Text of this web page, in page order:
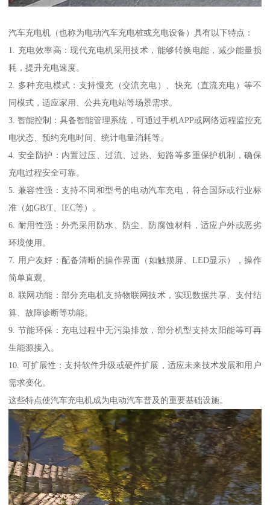
汽车充电机（也称为电动汽车充电桩或充电设备）具有以下特点：
1. 充电效率高：现代充电机采用技术，能够转换电能，减少能量损
耗，提升充电速度。
2. 多种充电模式：支持慢充（交流充电）、快充（直流充电）等不
同模式，适应家用、公共充电站等场景需求。
3. 智能控制：具备智能管理系统，可通过手机APP或网络远程监控充
电状态、预约充电时间、统计电量消耗等。
4. 安全防护：内置过压、过流、过热、短路等多重保护机制，确保
充电过程安全可靠。
5. 兼容性强：支持不同和型号的电动汽车充电，符合国际或行业标
准（如GB/T、IEC等）。
6. 耐用性强：外壳采用防水、防尘、防腐蚀材料，适应户外或恶劣
环境使用。
7. 用户友好：配备清晰的操作界面（如触摸屏、LED显示），操作
简单直观。
8. 联网功能：部分充电机支持物联网技术，实现数据共享、支付结
算、故障诊断等功能。
9. 节能环保：充电过程中无污染排放，部分机型支持太阳能等可再
生能源接入。
10. 可扩展性：支持软件升级或硬件扩展，适应未来技术发展和用户
需求变化。
这些特点使汽车充电机成为电动汽车普及的重要基础设施。